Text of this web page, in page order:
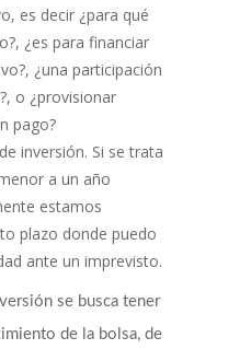
es decir ¿para qué
¿es para financiar
¿una participación
o ¿provisionar
pago?
inversión. Si se trata
a un año
estamos
plazo donde puedo
ante un imprevisto.
se busca tener
de la bolsa, de